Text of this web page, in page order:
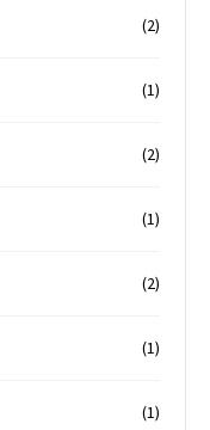
(2)
(1)
(2)
(1)
(2)
(1)
(1)